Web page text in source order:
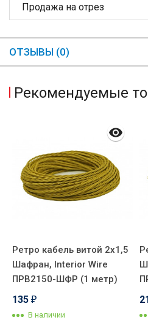
Продажа на отрез
ОТЗЫВЫ (0)
Рекомендуемые
Ретро кабель витой 2x1,5
Шафран, Interior Wire
ПРВ2150-ШФР (1 метр)
135 ₽
В наличии